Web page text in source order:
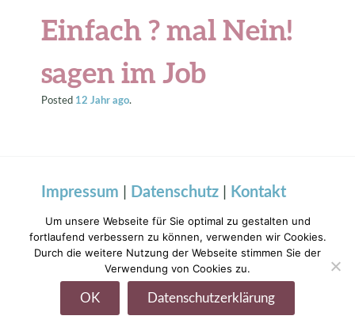
Einfach ? mal Nein!
sagen im Job
Posted 12 Jahr ago.
Impressum Datenschutz Kontakt
Um unsere Webseite für Sie optimal zu gestalten und
fortlaufend verbessern zu können, verwenden wir Cookies.
Durch die weitere Nutzung der Webseite stimmen Sie der
Verwendung von Cookies zu.
OK Datenschutzerklärung